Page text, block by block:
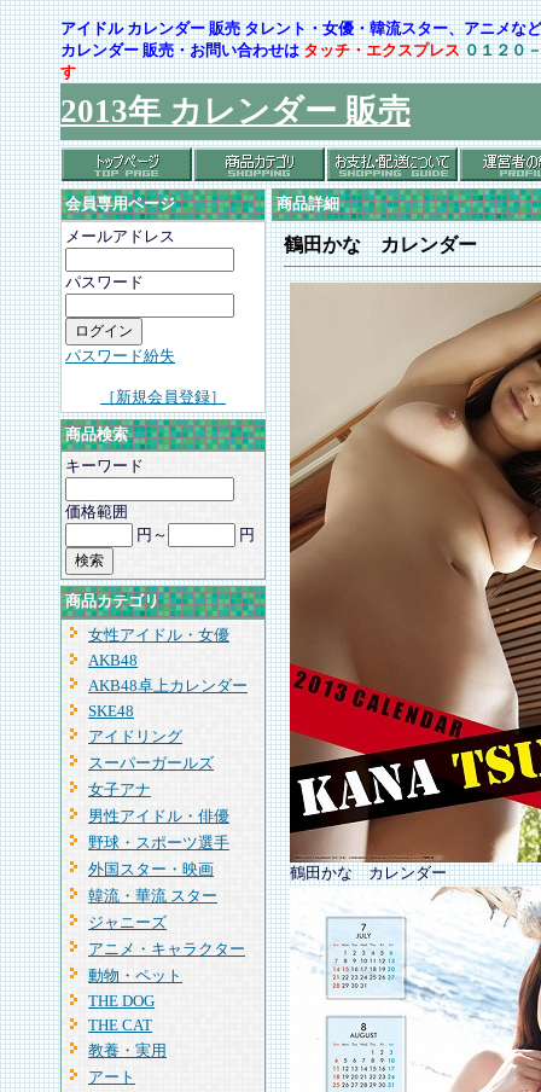
アイドル カレンダー 販売 タレント・女優・韓流スター、アニメ
カレンダー 販売・お問い合わせはタッチ・エクスプレス ０１２０
す
2013年 カレンダー 販売
会員専用ページ
メールアドレス
パスワード
パスワード紛失
［新規会員登録］
商品検索
キーワード
価格範囲
円～
円
商品カテゴリ
女性アイドル・女優
AKB48
AKB48卓上カレンダー
SKE48
アイドリング
スーパーガールズ
女子アナ
男性アイドル・俳優
野球・スポーツ選手
外国スター・映画
韓流・華流 スター
ジャニーズ
アニメ・キャラクター
動物・ペット
THE DOG
THE CAT
教養・実用
アート
商品詳細
鶴田かな カレンダー
鶴田かな カレンダー